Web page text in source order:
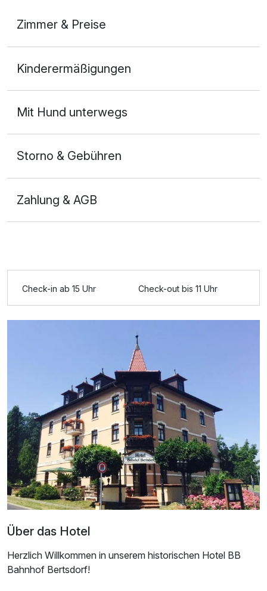
Zimmer & Preise
2 Erwachsene
Ausstattung
p.P. ab
Doppelzimmer Komfort
2 Erwachsene
Kinderermäßigungen
Mit Hund unterwegs
Storno & Gebühren
Zahlung & AGB
Check-in ab 15 Uhr Check-out bis 11 Uhr
Über das Hotel
Herzlich Willkommen in unserem historischen Hotel BB
Bahnhof Bertsdorf!